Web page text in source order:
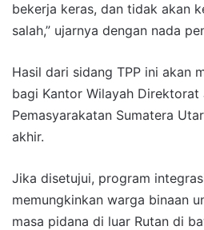
bekerja keras, dan tidak akan
salah,” ujarnya dengan nada
Hasil dari sidang TPP ini akan
bagi Kantor Wilayah Direktorat
Pemasyarakatan Sumatera
akhir.
Jika disetujui, program
memungkinkan warga binaan
masa pidana di luar Rutan di